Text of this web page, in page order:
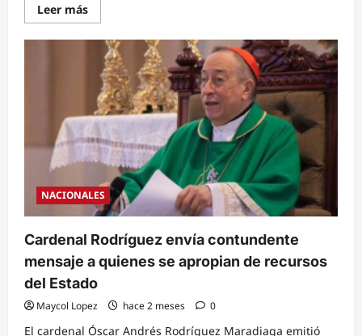
Leer másRead
more
Iglesia
católica
pide
promover
amor
al
prójimo
la
unidad
familiar
NACIONALES
Cardenal Rodríguez envía contundente
mensaje a quienes se apropian de recursos
del Estado
Maycol Lopez hace 2 meses 0
El cardenal Óscar Andrés Rodríguez Maradiaga emitió